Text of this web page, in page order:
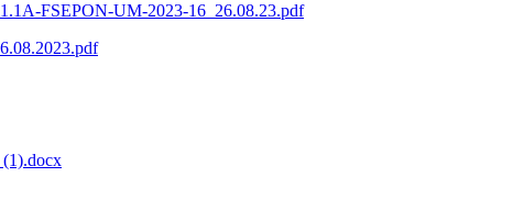
FSEPON-UM-2023-16_26.08.23.pdf
(1).docx